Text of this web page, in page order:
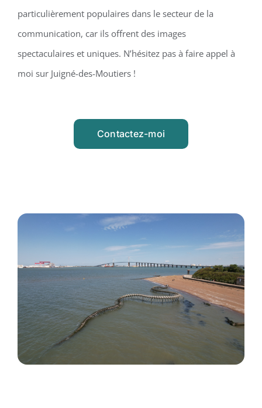
particulièrement populaires dans le secteur de la
communication, car ils offrent des images
spectaculaires et uniques. N’hésitez pas à faire appel à
moi sur Juigné-des-Moutiers !
Contactez-moi